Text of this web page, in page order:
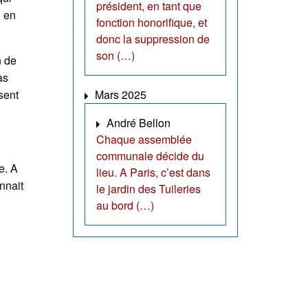
en
de
A
président, en tant que
fonction honorifique, et
donc la suppression de
son (…)
Mars 2025
André Bellon
Chaque assemblée
communale décide du
lieu. A Paris, c’est dans
le jardin des Tuileries
au bord (…)